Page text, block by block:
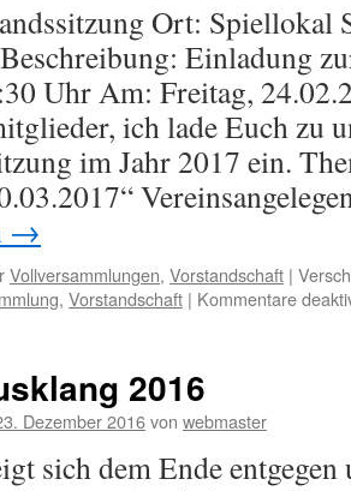
Ort: Spiellokal
Einladung
Uhr Am: Freitag,
ich lade Euch zu
im Jahr 2017 ein.
→
Vollversammlungen, Vorstandschaft |
, Vorstandschaft | Kommentare
2016
Dezember 2016von webmaster
sich dem Ende